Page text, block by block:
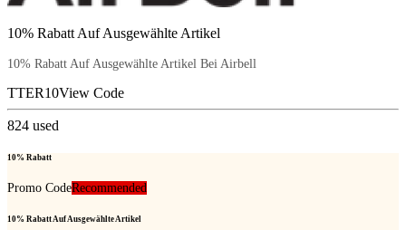
10% Rabatt Auf Ausgewählte Artikel
10% Rabatt Auf Ausgewählte Artikel Bei Airbell
TTER10View Code
824 used
10% Rabatt
Promo CodeRecommended
10% Rabatt Auf Ausgewählte Artikel